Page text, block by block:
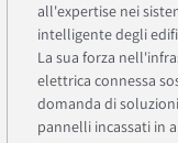
all'expertise nei
intelligente degli
La sua forza
elettrica connessa
domanda di
pannelli incassati in